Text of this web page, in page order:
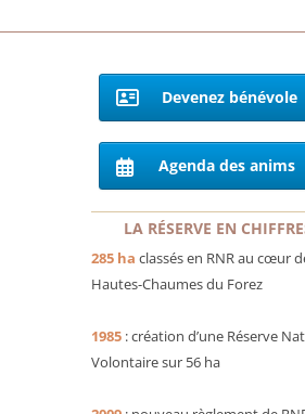
Devenez bénévole
Agenda des anims
LA RÉSERVE EN
285 ha classés en RNR au cœur
Hautes-Chaumes du Forez
1985: création d’une Réserve
Volontaire sur 56 ha